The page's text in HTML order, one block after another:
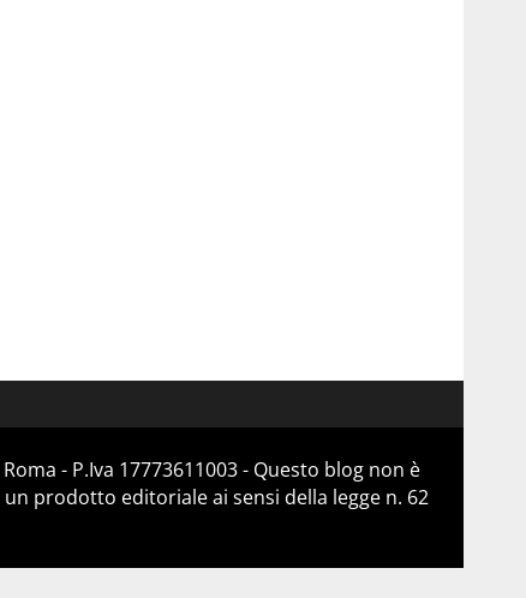
- P.Iva 17773611003 - Questo blog non è
prodotto editoriale ai sensi della legge n. 62